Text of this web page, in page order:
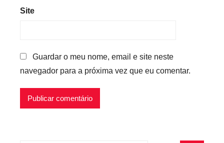
Site
Guardar o meu nome, email e site neste
navegador para a próxima vez que eu comentar.